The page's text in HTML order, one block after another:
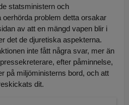
statsministern och
problem detta orsakar
av att en mängd vapen blir i
det de djuretiska aspekterna.
inte fått några svar, mer än
efter påminnelse,
på miljöministerns bord, och att
dit.